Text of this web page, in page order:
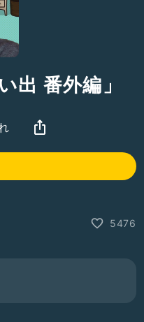
出 番外編」
5476